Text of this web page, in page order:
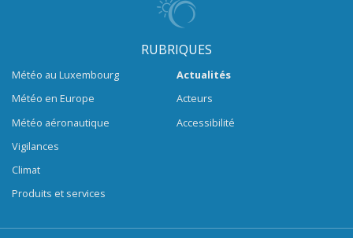
RUBRIQUES
Météo au Luxembourg
Météo en Europe
Météo aéronautique
Vigilances
Climat
Produits et services
Actualités
Acteurs
Accessibilité